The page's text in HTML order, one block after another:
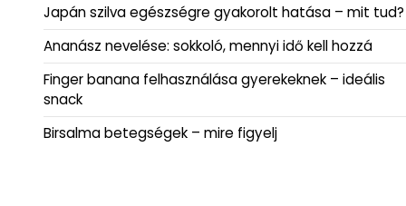
Japán szilva egészségre gyakorolt hatása – mit tud?
Ananász nevelése: sokkoló, mennyi idő kell hozzá
Finger banana felhasználása gyerekeknek – ideális
snack
Birsalma betegségek – mire figyelj